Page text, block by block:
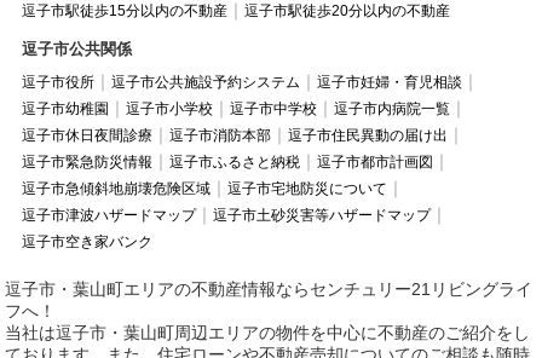
逗子市駅徒歩15分以内の不動産
逗子市駅徒歩20分以内の不動産
逗子市公共関係
逗子市役所 逗子市公共施設予約システム
逗子市妊婦・育児相談
逗子市幼稚園
逗子市小学校 逗子市中学校
逗子市内病院一覧
逗子市休日夜間診療
逗子市消防本部
逗子市住民異動の届け出
逗子市緊急防災情報
逗子市ふるさと納税
逗子市都市計画図
逗子市急傾斜地崩壊危険区域
逗子市宅地防災について
逗子市津波ハザードマップ
逗子市土砂災害等ハザードマップ
逗子市空き家バンク
逗子市・葉山町エリアの不動産情報ならセンチュリー21リビングライ
フへ！
当社は逗子市・葉山町周辺エリアの物件を中心に不動産のご紹介をし
ております。また、住宅ローンや不動産売却についてのご相談も随時